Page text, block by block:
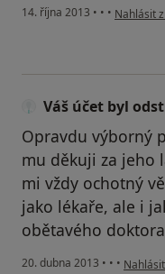
14. října 2013 • • • podle
Nahlásit
Váš účet byl
Opravdu výborný
mu děkuji za jeho
mi vždy ochotný
jako lékaře, ale i
obětavého
20. dubna 2013 • • • podle